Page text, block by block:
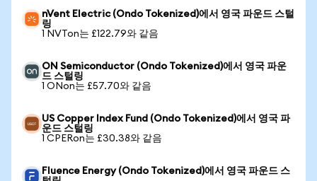
nVent Electric (Ondo Tokenized)에서 영국 파운드 스털
링
1 NVTon는 £122.79와 같음
ON Semiconductor (Ondo Tokenized)에서 영국 파운
드 스털링
1 ONon는 £57.70와 같음
US Copper Index Fund (Ondo Tokenized)에서 영국 파
운드 스털링
1 CPERon는 £30.38와 같음
Fluence Energy (Ondo Tokenized)에서 영국 파운드 스